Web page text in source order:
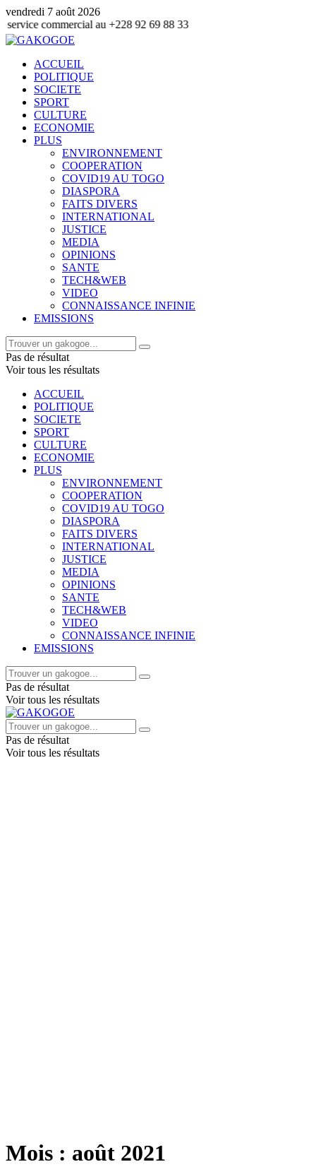
vendredi 7 août 2026
au +228 92 69 88 33
ACCUEIL
POLITIQUE
SOCIETE
SPORT
CULTURE
ECONOMIE
PLUS
ENVIRONNEMENT
COOPERATION
COVID19 AU TOGO
DIASPORA
FAITS DIVERS
INTERNATIONAL
JUSTICE
MEDIA
OPINIONS
SANTE
TECH&WEB
VIDEO
CONNAISSANCE INFINIE
EMISSIONS
Pas de résultat
Voir tous les résultats
ACCUEIL
POLITIQUE
SOCIETE
SPORT
CULTURE
ECONOMIE
PLUS
ENVIRONNEMENT
COOPERATION
COVID19 AU TOGO
DIASPORA
FAITS DIVERS
INTERNATIONAL
JUSTICE
MEDIA
OPINIONS
SANTE
TECH&WEB
VIDEO
CONNAISSANCE INFINIE
EMISSIONS
Pas de résultat
Voir tous les résultats
Pas de résultat
Voir tous les résultats
Mois : août 2021